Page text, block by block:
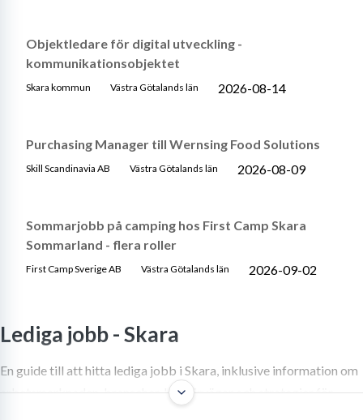
Objektledare för digital utveckling -
kommunikationsobjektet
Skara kommun Västra Götalands län 2026-08-14
Purchasing Manager till Wernsing Food Solutions
Skill Scandinavia AB Västra Götalands län 2026-08-09
Sommarjobb på camping hos First Camp Skara
Sommarland - flera roller
First Camp Sverige AB Västra Götalands län 2026-09-02
Lediga jobb -Skara
En guide till att hitta lediga jobb i Skara, inklusive information om
arbetsmarknaden, branscher, karriärvägar och strategier för